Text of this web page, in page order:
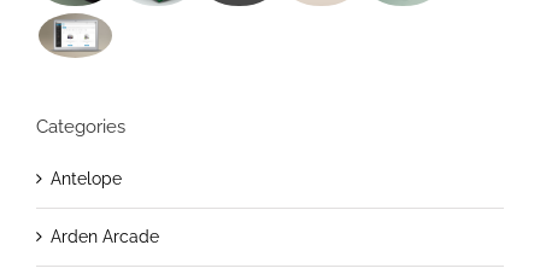
Categories
Antelope
Arden Arcade